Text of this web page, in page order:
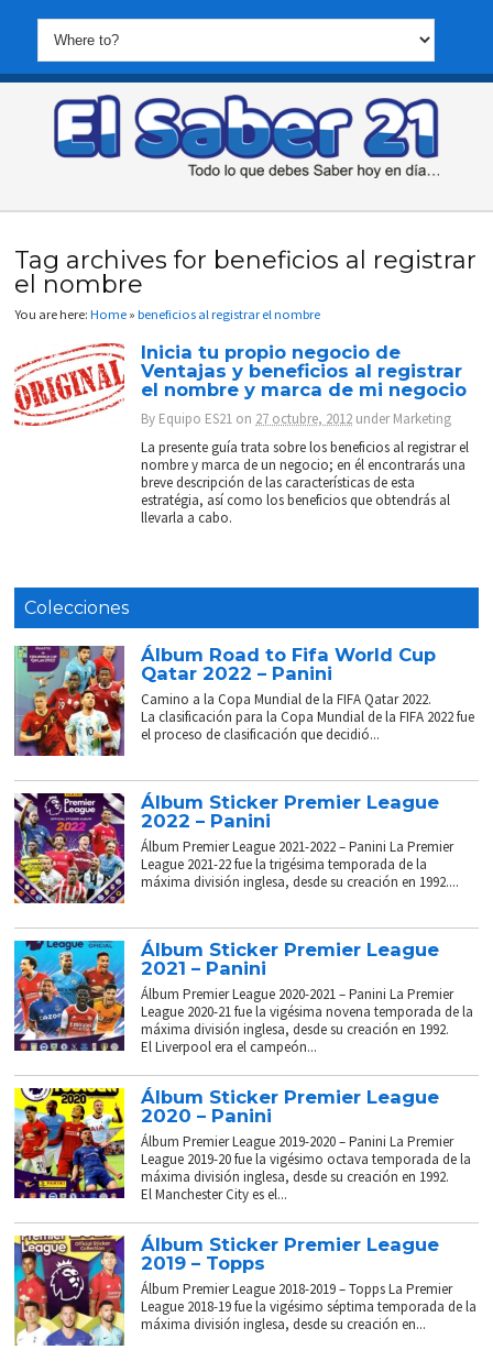
Tag archives for beneficios al registrar
el nombre
You are here:Home »beneficios al registrar el nombre
Inicia tu propio negocio de
Ventajas y beneficios al registrar
el nombre y marca de mi negocio
By Equipo ES21 on 27 octubre, 2012 underMarketing
La presente guía trata sobre los beneficios al registrar el
nombre y marca de un negocio; en él encontrarás una
breve descripción de las características de esta
estratégia, así como los beneficios que obtendrás al
llevarla a cabo.
Colecciones
Álbum Road to Fifa World Cup
Qatar 2022 – Panini
Camino a la Copa Mundial de la FIFA Qatar 2022.
La clasificación para la Copa Mundial de la FIFA 2022 fue
el proceso de clasificación que decidió...
Álbum Sticker Premier League
2022 – Panini
Álbum Premier League 2021-2022 – Panini La Premier
League 2021-22 fue la trigésima temporada de la
máxima división inglesa, desde su creación en 1992....
Álbum Sticker Premier League
2021 – Panini
Álbum Premier League 2020-2021 – Panini La Premier
League 2020-21 fue la vigésima novena temporada de la
máxima división inglesa, desde su creación en 1992.
El Liverpool era el campeón...
Álbum Sticker Premier League
2020 – Panini
Álbum Premier League 2019-2020 – Panini La Premier
League 2019-20 fue la vigésimo octava temporada de la
máxima división inglesa, desde su creación en 1992.
El Manchester City es el...
Álbum Sticker Premier League
2019 – Topps
Álbum Premier League 2018-2019 – Topps La Premier
League 2018-19 fue la vigésimo séptima temporada de la
máxima división inglesa, desde su creación en...